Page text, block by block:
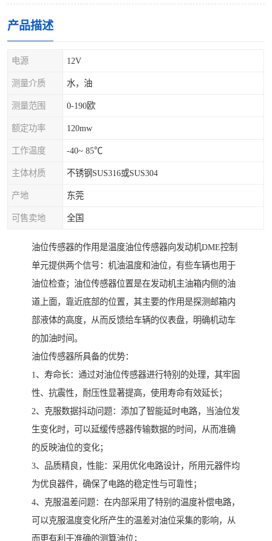
产品描述
电源 12V
测量介质 水，油
测量范围 0-190欧
额定功率 120mw
工作温度 -40~ 85℃
主体材质 不锈钢SUS316或SUS304
产地 东莞
可售卖地 全国
油位传感器的作用是温度油位传感器向发动机DME控制
单元提供两个信号：机油温度和油位，有些车辆也用于
油位检查；油位传感器位置是在发动机主油箱内侧的油
道上面，靠近底部的位置，其主要的作用是探测邮箱内
部液体的高度，从而反馈给车辆的仪表盘，明确机动车
的加油时间。
油位传感器所具备的优势：
1、寿命长：通过对油位传感器进行特别的处理，其牢固
性、抗震性，耐压性显著提高，使用寿命有效延长；
2、克服数据抖动问题：添加了智能延时电路，当油位发
生变化时，可以延缓传感器传输数据的时间，从而准确
的反映油位的变化；
3、品质精良，性能：采用优化电路设计，所用元器件均
为优良器件，确保了电路的稳定性与可靠性；
4、克服温差问题：在内部采用了特别的温度补偿电路，
可以克服温度变化所产生的温差对油位采集的影响，从
而更有利于准确的测算油位；